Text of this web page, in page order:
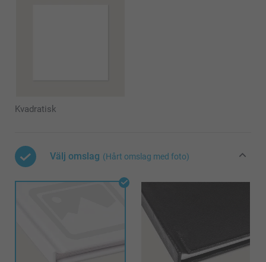
Kvadratisk
Välj omslag (Hårt omslag med foto)